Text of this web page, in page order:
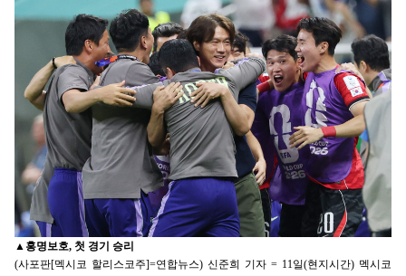
▲ 홍명보호, 첫 경기 승리
(사포판[멕시코 할리스코주]=연합뉴스) 신준희 기자 = 11일(현지시간) 멕시코